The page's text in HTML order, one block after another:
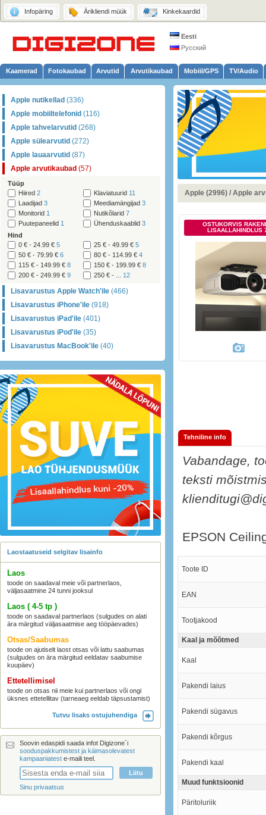
Infopäring Ärikliendi müük Kinkekaardid
Eesti
Русский
Kaamerad Fotokaubad Arvutid Arvutikaubad Mobiil/GPS TV/Audio
Apple nutikellad (336)
Apple mobiiltelefonid (116)
Apple tahvelarvutid (268)
Apple sülearvutid (272)
Apple lauaarvutid (87)
Apple arvutikaubad (57)
Tüüp
Hiired 2 Klaviatuurid 11
Laadijad 3 Meediamängijad 3
Monitorid 1 Nutikõlarid 7
Puutepaneelid 1 Ühenduskaablid 3
Hind
0 € - 24.99 € 5 25 € - 49.99 € 5
50 € - 79.99 € 6 80 € - 114.99 € 4
115 € - 149.99 € 8 150 € - 199.99 € 8
200 € - 249.99 € 9 250 € - ... 12
Lisavarustus Apple Watch'ile (466)
Lisavarustus iPhone'ile (918)
Lisavarustus iPad'ile (401)
Lisavarustus iPod'ile (35)
Lisavarustus MacBook'ile (40)
Laostaatuseid selgitav lisainfo
Laos
toode on saadaval meie või partnerlaos,
väljasaatmine 24 tunni jooksul
Laos ( 4-5 tp )
toode on saadaval partnerlaos (sulgudes on alati
ära märgitud väljasaatmise aeg tööpäevades)
Otsas/Saabumas
toode on ajutiselt laost otsas või lattu saabumas
(sulgudes on ära märgitud eeldatav saabumise
kuupäev)
Ettetellimisel
toode on otsas nii meie kui partnerlaos või ongi
üksnes ettetellitav (tarneaeg eeldab täpsustamist)
Tutvu lisaks ostujuhendiga
Soovin edaspidi saada infot Digizone´i
sooduspakkumistest ja käimasolevatest
kampaaniatest e-maili teel.
Sinu privaatsus
Apple (2996) / Apple
OSTUKORVIS
LISAALLAHINDLUS
Tehniline info
Vabandage,
teksti
EPSON
Toote ID
EAN
Tootjakood
Kaal ja mõõtmed
Kaal
Pakendi laius
Pakendi sügavus
Pakendi kõrgus
Pakendi kaal
Muud funktsioonid
Päritoluriik